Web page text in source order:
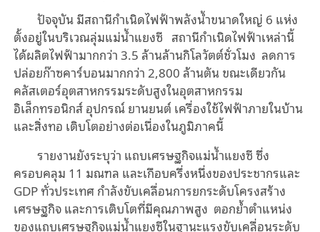
ปัจจุบัน มีสถานีกำเนิดไฟฟ้าพลังน้ำขนาดใหญ่ 6 แห่ง
ตั้งอยู่ในบริเวณลุ่มแม่น้ำแยงซี สถานีกำเนิดไฟฟ้าเหล่านี้
ได้ผลิตไฟฟ้ามากกว่า 3.5 ล้านล้านกิโลวัตต์ชั่วโมง ลดการ
ปล่อยก๊าซคาร์บอนมากกว่า 2,800 ล้านตัน ขณะเดียวกัน
คลัสเตอร์อุตสาหกรรมระดับสูงในอุตสาหกรรม
อิเล็กทรอนิกส์ อุปกรณ์ ยานยนต์ เครื่องใช้ไฟฟ้าภายในบ้าน
และสิ่งทอ เติบโตอย่างต่อเนื่องในภูมิภาคนี้
รายงานยังระบุว่า แถบเศรษฐกิจแม่น้ำแยงซี ซึ่ง
ครอบคลุม 11 มณฑล และเกือบครึ่งหนึ่งของประชากรและ
GDP ทั่วประเทศ กำลังขับเคลื่อนการยกระดับโครงสร้าง
เศรษฐกิจ และการเติบโตที่มีคุณภาพสูง ตอกย้ำตำแหน่ง
ของแถบเศรษฐกิจแม่น้ำแยงซีในฐานะแรงขับเคลื่อนระดับ